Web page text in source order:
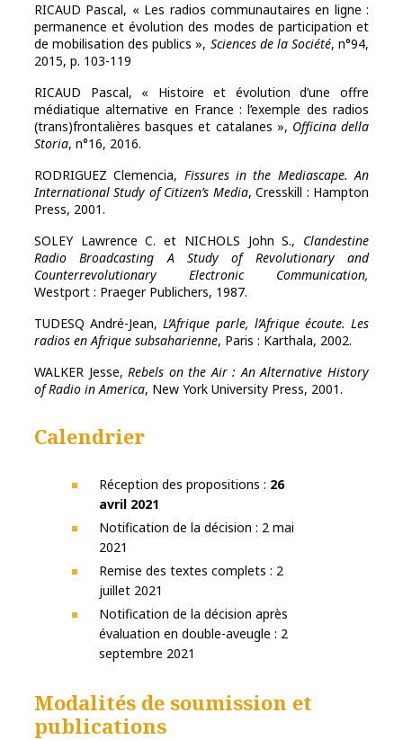
RICAUD Pascal, « Les radios communautaires en ligne :
permanence et évolution des modes de participation et
de mobilisation des publics », Sciences de la Société, n°94,
2015, p. 103-119
RICAUD Pascal, « Histoire et évolution d’une offre
médiatique alternative en France : l’exemple des radios
(trans)frontalières basques et catalanes », Officina della
Storia, n°16, 2016.
RODRIGUEZ Clemencia, Fissures in the Mediascape. An
International Study of Citizen’s Media, Cresskill : Hampton
Press, 2001.
SOLEY Lawrence C. et NICHOLS John S., Clandestine
Radio Broadcasting
A Study of Revolutionary and
Counterrevolutionary Electronic Communication,
Westport : Praeger Publichers, 1987.
TUDESQ André-Jean,L’Afrique parle, l’Afrique écoute. Les
radios en Afrique subsaharienne, Paris : Karthala, 2002.
WALKER Jesse,Rebels on the Air : An Alternative History
of Radio in America, New York University Press, 2001.
Calendrier
Réception des propositions : 26
avril 2021
Notification de la décision : 2 mai
2021
Remise des textes complets : 2
juillet 2021
Notification de la décision après
évaluation en double-aveugle : 2
septembre 2021
Modalités de soumission et
publications